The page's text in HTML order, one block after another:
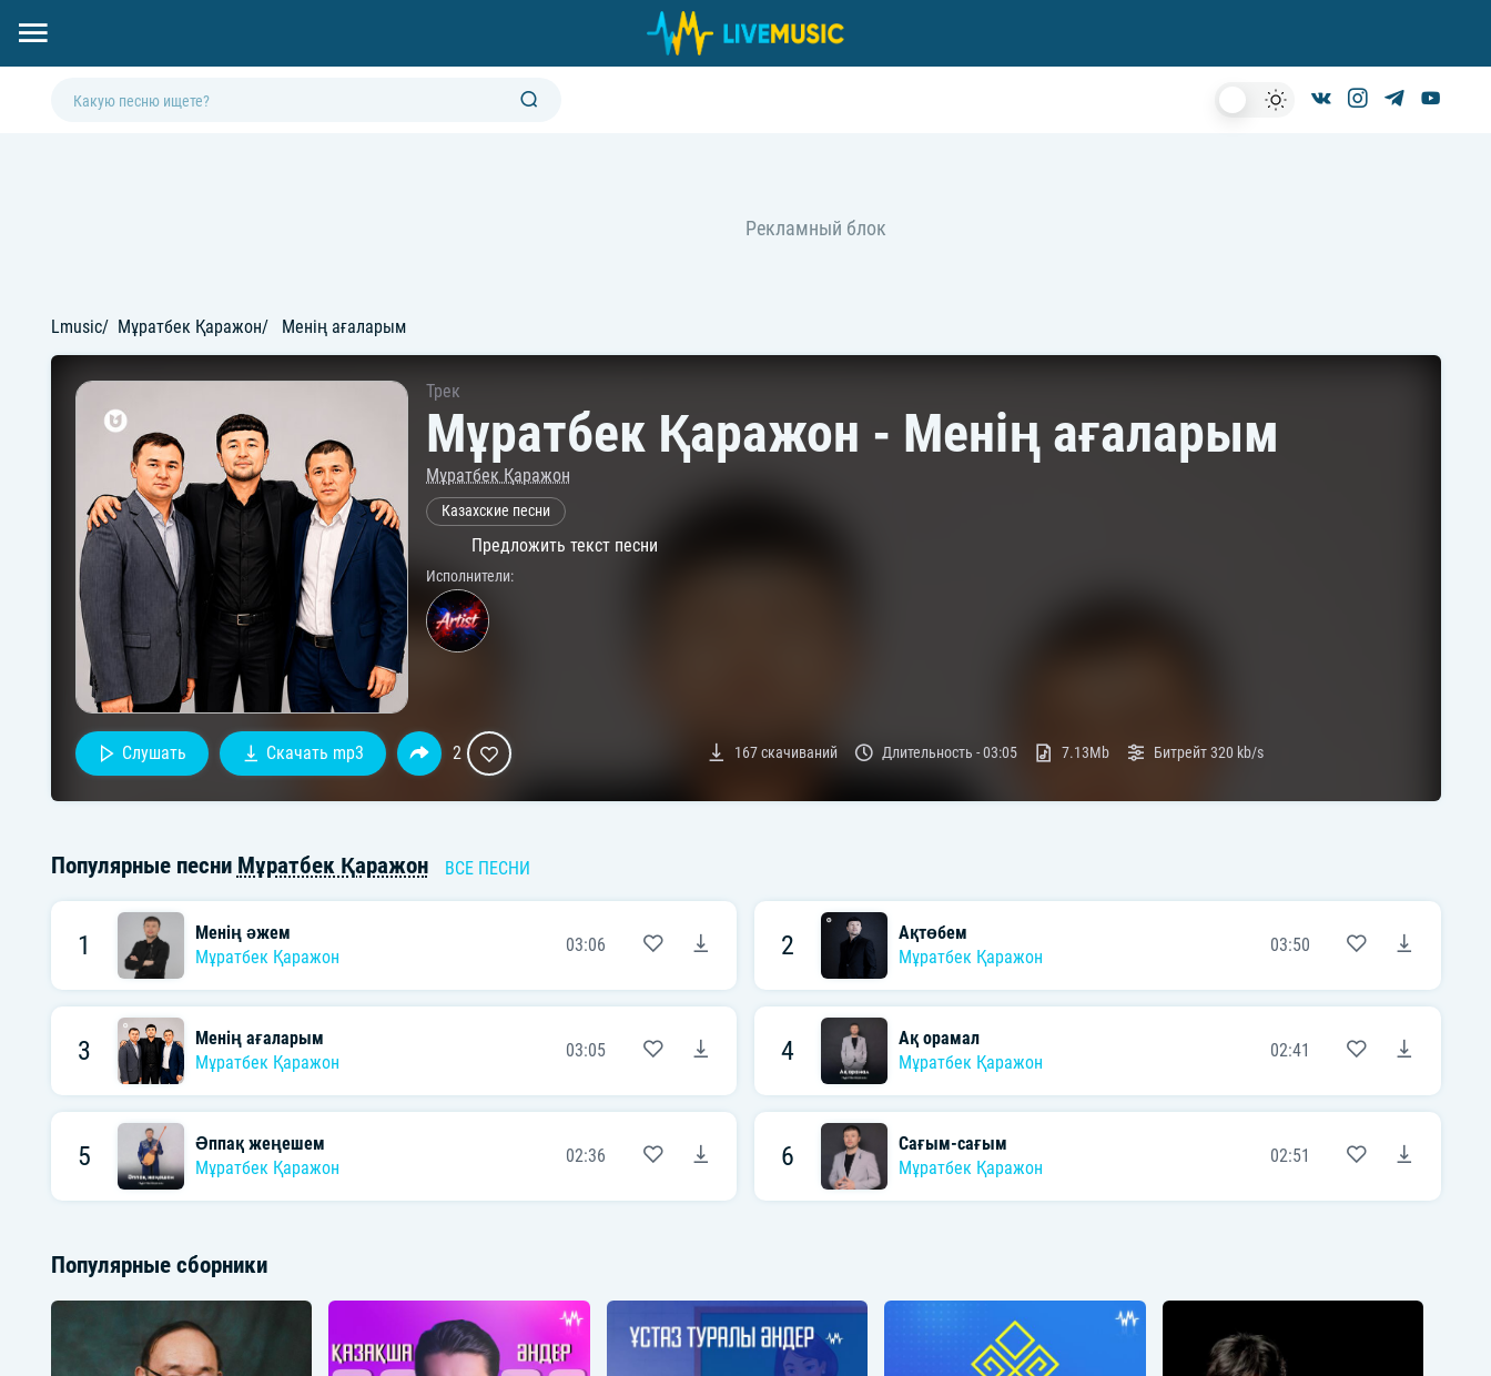
Lmusic Мұратбек Қаражон Менің ағаларым
Трек
Мұратбек Қаражон - Менің ағаларым
Мұратбек Қаражон
Казахские песни
Предложить текст песни
Исполнители:
Слушать Скачать mp3 2 167скачиваний Длительность -03:05 7.13Mb Битрейт320 kb/s
Популярные песни Мұратбек Қаражон ВСЕ ПЕСНИ
1
Менің әжем
Мұратбек Қаражон
03:06 2
Ақтөбем
Мұратбек Қаражон
03:50
3
Менің ағаларым
Мұратбек Қаражон
03:05 4
Ақ орамал
Мұратбек Қаражон
02:41
5
Әппақ жеңешем
Мұратбек Қаражон
02:36 6
Сағым-сағым
Мұратбек Қаражон
02:51
Популярные сборники